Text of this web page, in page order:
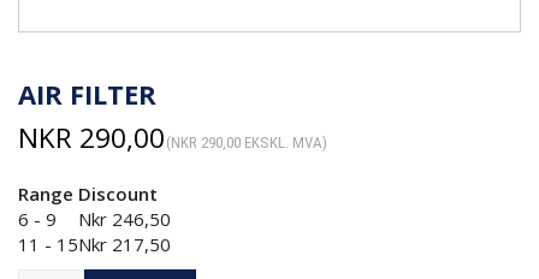
AIR FILTER
NKR 290,00 (NKR 290,00 EKSKL. MVA)
Range Discount
6 - 9
Nkr 246,50
11 - 15Nkr 217,50